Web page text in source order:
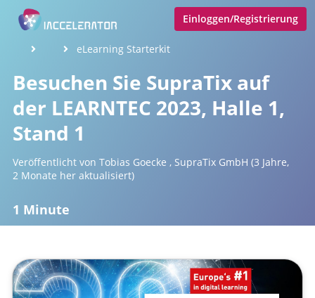
Einloggen/Registrierung
eLearning Starterkit
1 Minute
Besuchen Sie SupraTix auf
der LEARNTEC 2023, Halle 1,
Stand 1
Veröffentlicht von Tobias Goecke , SupraTix GmbH (3 Jahre,
2 Monate her aktualisiert)